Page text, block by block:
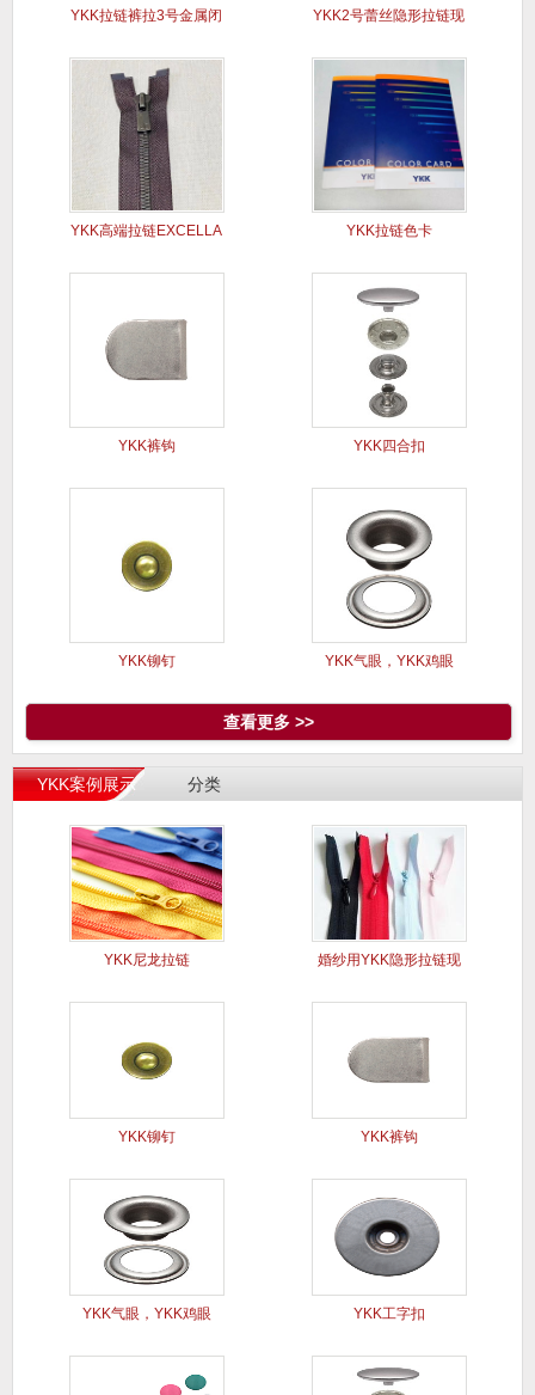
YKK拉链裤拉3号金属闭 YKK2号蕾丝隐形拉链现
YKK高端拉链EXCELLA YKK拉链色卡
YKK裤钩 YKK四合扣
YKK铆钉 YKK气眼，YKK鸡眼
查看更多 >>
YKK案例展示 分类
YKK尼龙拉链 婚纱用YKK隐形拉链现
YKK铆钉 YKK裤钩
YKK气眼，YKK鸡眼 YKK工字扣